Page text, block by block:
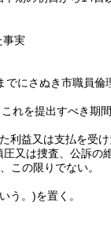
事実
にさぬき市職員倫
れを提出すべき期
利益又は支払を受
又は捜査、公訴の
この限りでない。
う。)を置く。